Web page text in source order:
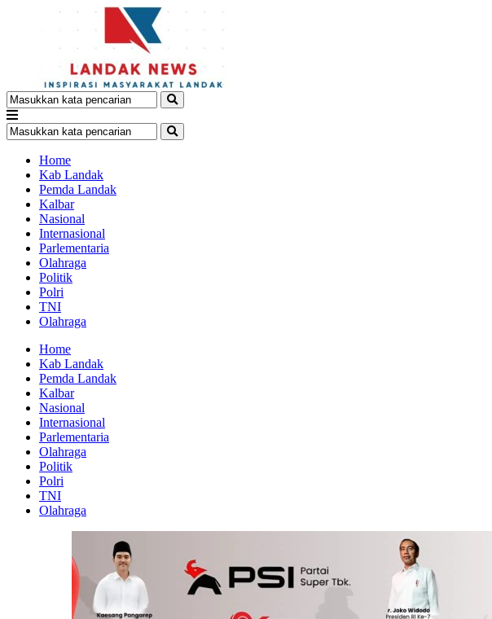
Home
Kab Landak
Pemda Landak
Kalbar
Nasional
Internasional
Parlementaria
Olahraga
Politik
Polri
TNI
Olahraga
Home
Kab Landak
Pemda Landak
Kalbar
Nasional
Internasional
Parlementaria
Olahraga
Politik
Polri
TNI
Olahraga